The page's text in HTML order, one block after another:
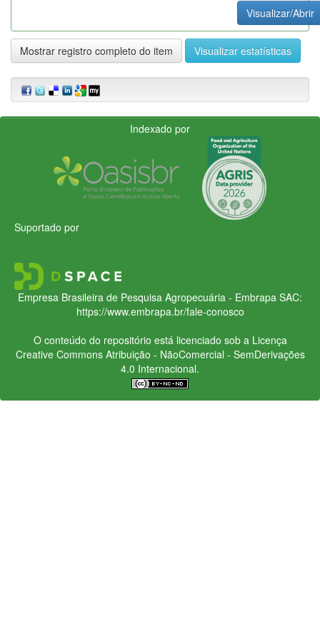
Visualizar/Abrir
Mostrar registro completo do item Visualizar estatísticas
Indexado por
Suportado por
Empresa Brasileira de Pesquisa Agropecuária - Embrapa SAC:
https://www.embrapa.br/fale-conosco
O conteúdo do repositório está licenciado sob a Licença
Creative CommonsAtribuição - NãoComercial - SemDerivações
4.0 Internacional.